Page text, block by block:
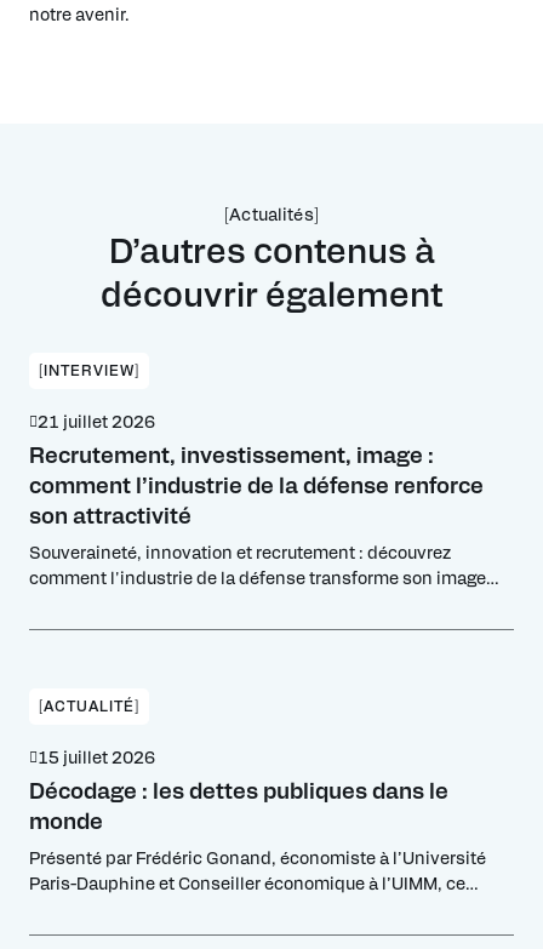
notre avenir.
[Actualités]
D’autres contenus à
découvrir également
[INTERVIEW]
21 juillet 2026
Recrutement, investissement, image :
comment l’industrie de la défense renforce
son attractivité
Souveraineté, innovation et recrutement : découvrez
comment l'industrie de la défense transforme son image
[ACTUALITÉ]
15 juillet 2026
Décodage : les dettes publiques dans le
monde
Présenté par Frédéric Gonand, économiste à l’Université
Paris-Dauphine et Conseiller économique à l’UIMM, ce
l'échelle globale et dresse un panorama des fragilités